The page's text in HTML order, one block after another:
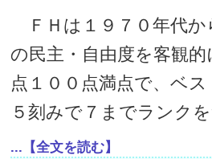
ＦＨは１９７０年代か
の民主・自由度を客観
点１００点満点で、ベス
５刻みで７までランク
...【全文を読む】